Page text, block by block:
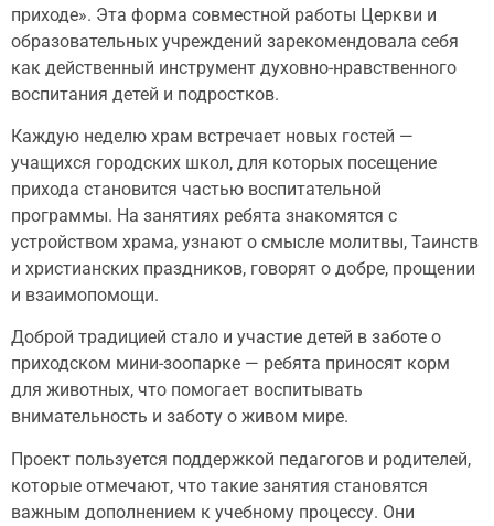
приходе». Эта форма совместной работы Церкви и
образовательных учреждений зарекомендовала себя
как действенный инструмент духовно-нравственного
воспитания детей и подростков.
Каждую неделю храм встречает новых гостей —
учащихся городских школ, для которых посещение
прихода становится частью воспитательной
программы. На занятиях ребята знакомятся с
устройством храма, узнают о смысле молитвы, Таинств
и христианских праздников, говорят о добре, прощении
и взаимопомощи.
Доброй традицией стало и участие детей в заботе о
приходском мини-зоопарке — ребята приносят корм
для животных, что помогает воспитывать
внимательность и заботу о живом мире.
Проект пользуется поддержкой педагогов и родителей,
которые отмечают, что такие занятия становятся
важным дополнением к учебному процессу. Они